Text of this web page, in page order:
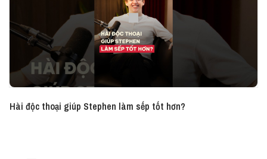
#HaveASip #Vietcetera #Vietcetera_Podcast
#HAS218
Hài độc thoại giúp Stephen làm sếp tốt hơn?